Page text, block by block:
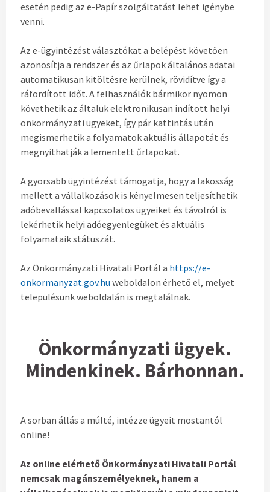
esetén pedig az e-Papír szolgáltatást lehet igénybe
venni.
Az e-ügyintézést választókat a belépést követően
azonosítja a rendszer és az űrlapok általános adatai
automatikusan kitöltésre kerülnek, rövidítve így a
ráfordított időt. A felhasználók bármikor nyomon
követhetik az általuk elektronikusan indított helyi
önkormányzati ügyeket, így pár kattintás után
megismerhetik a folyamatok aktuális állapotát és
megnyithatják a lementett űrlapokat.
A gyorsabb ügyintézést támogatja, hogy a lakosság
mellett a vállalkozások is kényelmesen teljesíthetik
adóbevallással kapcsolatos ügyeiket és távolról is
lekérhetik helyi adóegyenlegüket és aktuális
folyamataik státuszát.
Az Önkormányzati Hivatali Portál a https://e-
onkormanyzat.gov.hu weboldalon érhető el, melyet
településünk weboldalán is megtalálnak.
Önkormányzati ügyek.
Mindenkinek. Bárhonnan.
A sorban állás a múlté, intézze ügyeit mostantól
online!
Az online elérhető Önkormányzati Hivatali Portál
nemcsak magánszemélyeknek, hanem a